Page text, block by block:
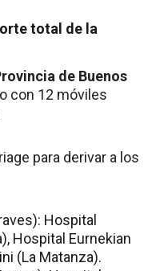
total de la
de Buenos
con 12 móviles
para derivar a los
Hospital
Hospital Eurnekian
(La Matanza).